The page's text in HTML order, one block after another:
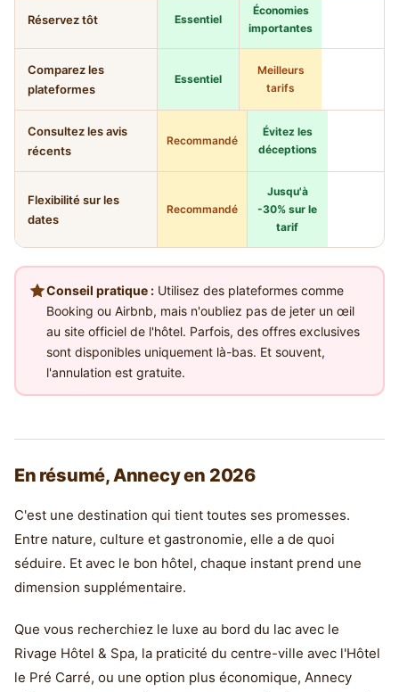
Réservez tôt Essentiel
Économies
importantes
Comparez les
plateformes
Essentiel
Meilleurs
tarifs
Consultez les avis
récents
Recommandé
Évitez les
déceptions
Flexibilité sur les
dates
Recommandé
Jusqu'à
-30% sur le
tarif
Conseil pratique :Utilisez des plateformes comme
Booking ou Airbnb, mais n'oubliez pas de jeter un œil
au site officiel de l'hôtel. Parfois, des offres exclusives
sont disponibles uniquement là-bas. Et souvent,
l'annulation est gratuite.
En résumé, Annecy en 2026
C'est une destination qui tient toutes ses promesses.
Entre nature, culture et gastronomie, elle a de quoi
séduire. Et avec le bon hôtel, chaque instant prend une
dimension supplémentaire.
Que vous recherchiez le luxe au bord du lac avec le
Rivage Hôtel & Spa, la praticité du centre-ville avec l'Hôtel
le Pré Carré, ou une option plus économique, Annecy